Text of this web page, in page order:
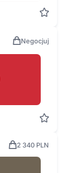
Negocjuj
2 340 PLN